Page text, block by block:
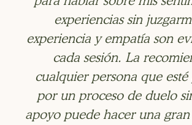
experiencias sin
experiencia y empatía son
cada sesión. La
cualquier persona que esté
por un proceso de duelo
apoyo puede hacer una